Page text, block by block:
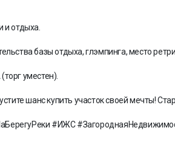
и отдыха.
базы отдыха, глэмпинга, место
уместен).
шанс купить участок своей мечты!
#ИЖС